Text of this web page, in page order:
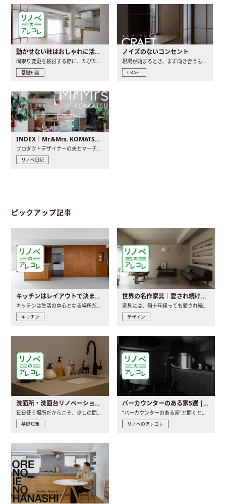
動かせない柱はおしゃれに活用！柱を魅せるリノベーション(リノベ)4選
間取り変更を検討する際に、たびたび皆さんの頭を悩ませる動か..
基礎知識
ノイズのないコンセント
現場が始まるとき、まず向き合うものの一つがコンセントです..
CRAFT
INDEX｜Mr.&Mrs. KOMATSU renovation diary
プロダクトデザイナーの夫とマーチャンダイザーの妻が、夫婦で..
リノベ日記
ピックアップ記事
キッチンはレイアウトで決まる。後悔しないための考え方と選び方
キッチン
世界の名作家具｜愛され続ける理由と一生モノとの出会い方
デザイン
洗面所・洗面台リノベーションの事例と間取りアイデア
毎日使う場所だからこそ、少しの間取りの工夫や素材の選び方で..
基礎知識
バーカウンターのある家5選 | 日常に馴染む“距離の近い”キッチンとは
“バーカウンターのある家”と聞くと、少し特別な、大人のための..
リノベのアレコレ